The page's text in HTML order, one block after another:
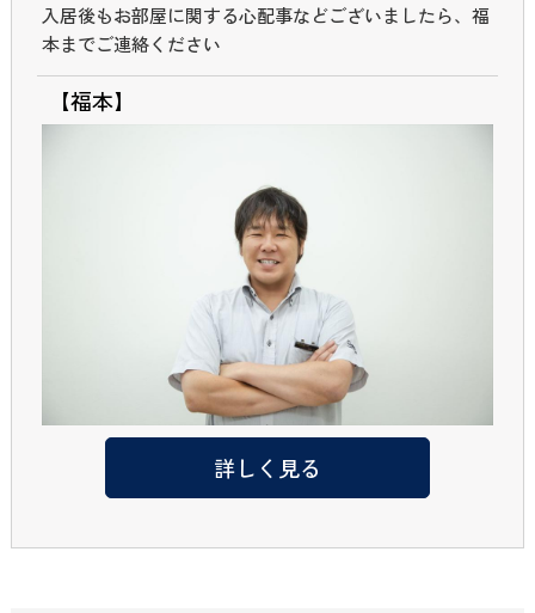
入居後もお部屋に関する心配事などございましたら、福
本までご連絡ください
【福本】
詳しく見る